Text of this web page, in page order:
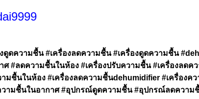
ดูดความชื้น #เครื่องลดความชื้น #เครื่องดูดความชื้น
ศ #ลดความชื้นในห้อง #เครื่องปรับความชื้น #เครื่องลด
มชื้นในห้อง #เครื่องลดความชื้นdehumidifier #เครื่อ
ามชื้นในอากาศ #อุปกรณ์ดูดความชื้น #อุปกรณ์ลดความ